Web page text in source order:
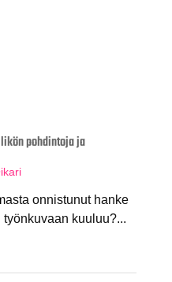
pohdintoja ja
onnistunut hanke
kuuluu?...